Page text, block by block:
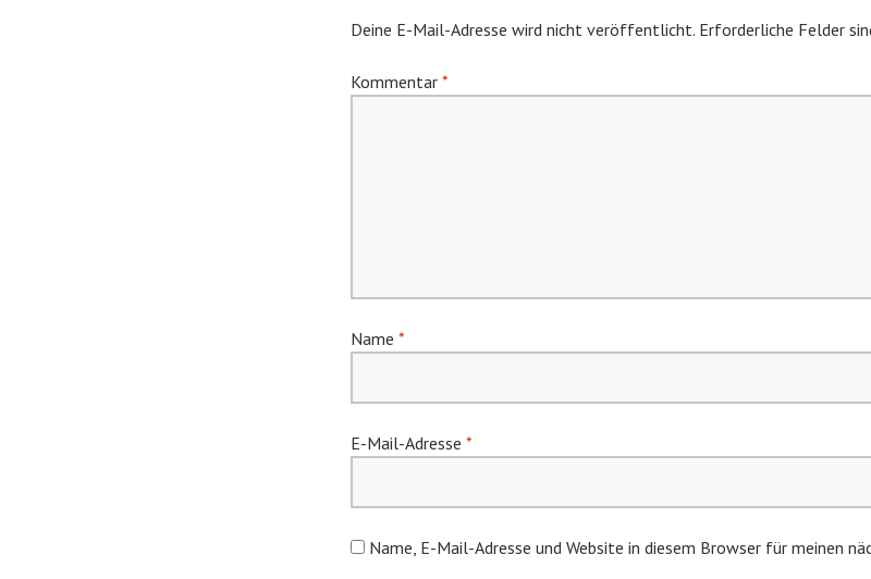
Deine E-Mail-Adresse wird nicht veröffentlicht. Erforderliche Felder
Kommentar *
Name *
E-Mail-Adresse *
Name, E-Mail-Adresse und Website in diesem Browser für meinen